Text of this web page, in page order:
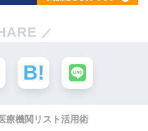
療機関リスト活用術